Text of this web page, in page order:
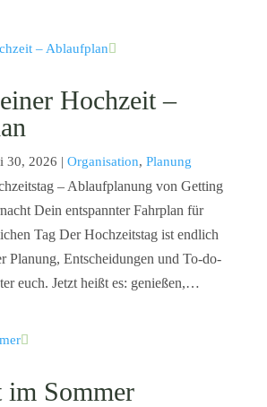
Hochzeit –
30, 2026 | Organisation, Planung
– Ablaufplanung von Getting
Dein entspannter Fahrplan für
Tag Der Hochzeitstag ist endlich
Planung, Entscheidungen und To-do-
euch. Jetzt heißt es: genießen,…
im Sommer